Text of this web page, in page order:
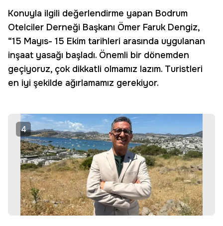
Konuyla ilgili değerlendirme yapan Bodrum
Otelciler Derneği Başkanı Ömer Faruk Dengiz,
“15 Mayıs- 15 Ekim tarihleri arasında uygulanan
inşaat yasağı başladı. Önemli bir dönemden
geçiyoruz, çok dikkatli olmamız lazım. Turistleri
en iyi şekilde ağırlamamız gerekiyor.
4